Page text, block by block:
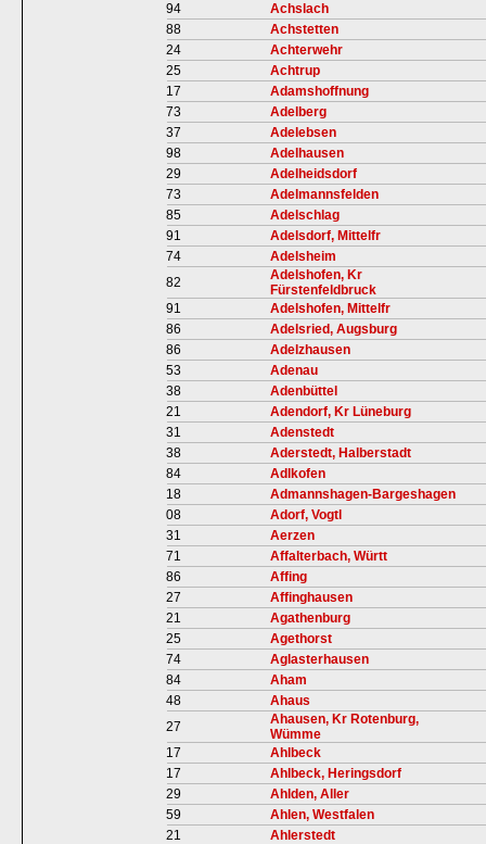
94
Achslach
88
Achstetten
24
Achterwehr
25
Achtrup
17
Adamshoffnung
73
Adelberg
37
Adelebsen
98
Adelhausen
29
Adelheidsdorf
73
Adelmannsfelden
85
Adelschlag
91
Adelsdorf, Mittelfr
74
Adelsheim
82
Adelshofen, Kr
Fürstenfeldbruck
91
Adelshofen, Mittelfr
86
Adelsried, Augsburg
86
Adelzhausen
53
Adenau
38
Adenbüttel
21
Adendorf, Kr Lüneburg
31
Adenstedt
38
Aderstedt, Halberstadt
84
Adlkofen
18
Admannshagen-Bargeshagen
08
Adorf, Vogtl
31
Aerzen
71
Affalterbach, Württ
86
Affing
27
Affinghausen
21
Agathenburg
25
Agethorst
74
Aglasterhausen
84
Aham
48
Ahaus
27
Ahausen, Kr Rotenburg,
Wümme
17
Ahlbeck
17
Ahlbeck, Heringsdorf
29
Ahlden, Aller
59
Ahlen, Westfalen
21
Ahlerstedt